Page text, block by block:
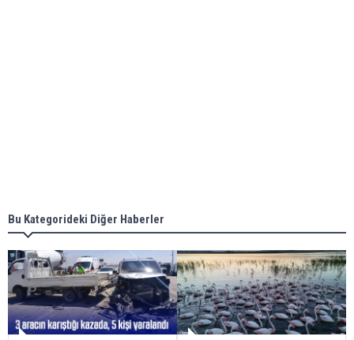
Bu Kategorideki Diğer Haberler